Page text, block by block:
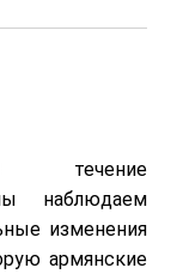
течение
наблюдаем
изменения
армянские